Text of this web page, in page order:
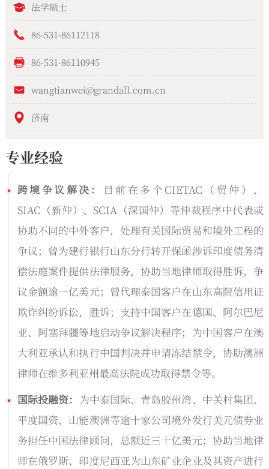
法学硕士
86-531-86112118
86-531-86110945
wangtianwei@grandall.com.cn
济南
专业经验
跨境争议解决：
目前在多个CIETAC（贸仲）、
SIAC（新仲）、SCIA（深国仲）等仲裁程序中代表或
协助不同的中外客户，处理有关国际贸易和境外工程的
争议；曾为建行银行山东分行转开保函涉诉印度债务清
偿法庭案件提供法律服务，协助当地律师取得胜诉，争
议金额逾一亿美元；曾代理泰国客户在山东高院信用证
欺诈纠纷诉讼，胜诉；支持中国客户在德国、阿尔巴尼
亚、阿塞拜疆等地启动争议解决程序；为中国客户在澳
大利亚承认和执行中国判决并申请冻结禁令，协助澳洲
律师在维多利亚州最高法院成功取得禁令等。
国际投融资： 为中泰国际、青岛胶州湾、中关村集团、
平度国资、山能澳洲等逾十家公司境外发行美元债券业
务担任中国法律顾问，总额近三十亿美元；协助当地律
师在俄罗斯、印度尼西亚为山东矿业企业及其资产进行